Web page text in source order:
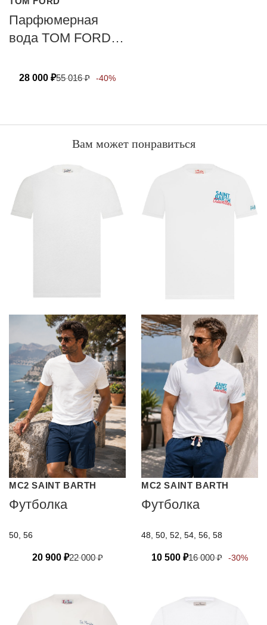
Парфюмерная
вода TOM FORD
28 000 ₽55 016₽ -40%
Вам может понравиться
MC2 SAINT BARTH
Футболка
50, 56
22 000₽
20 900 ₽
MC2 SAINT BARTH
Футболка
48, 50, 52, 54, 56, 58
10 500 ₽16 000₽ -30%